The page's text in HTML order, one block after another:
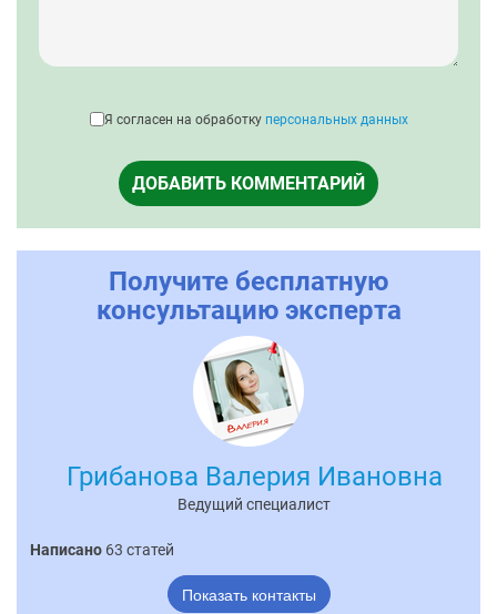
Я согласен на обработку персональных данных
ДОБАВИТЬ КОММЕНТАРИЙ
Получите бесплатную
консультацию эксперта
Грибанова Валерия Ивановна
Ведущий специалист
Написано 63 статей
Показать контакты